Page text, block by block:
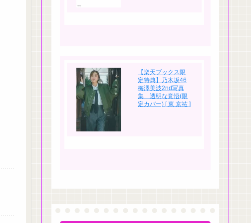
【楽天ブックス限
定特典】乃木坂46
梅澤美波2nd写真
集 透明な覚悟(限
定カバー) [ 東 京祐 ]